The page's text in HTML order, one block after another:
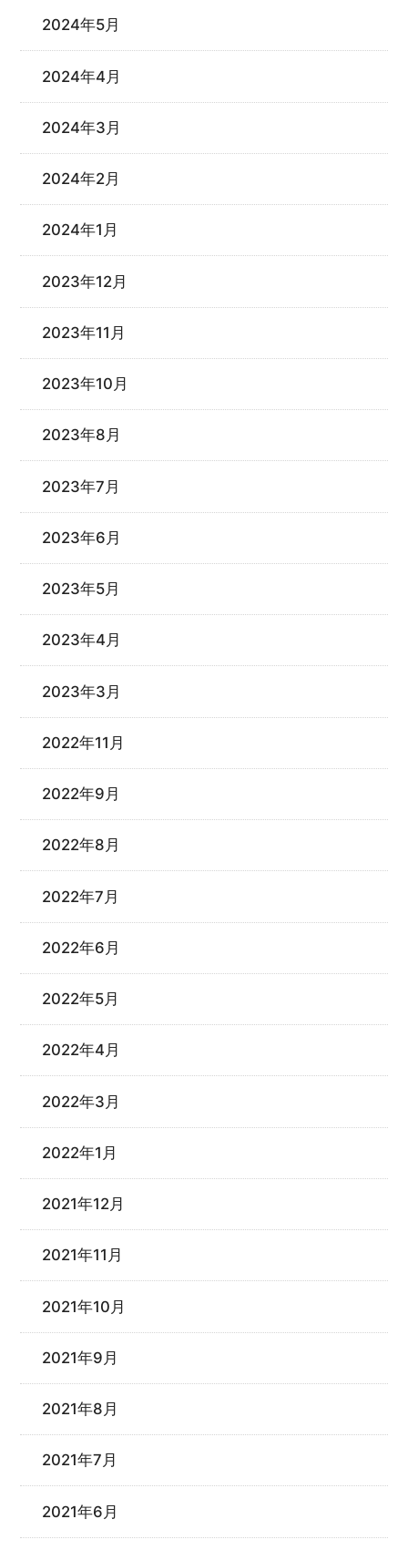
2024年5月
2024年4月
2024年3月
2024年2月
2024年1月
2023年12月
2023年11月
2023年10月
2023年8月
2023年7月
2023年6月
2023年5月
2023年4月
2023年3月
2022年11月
2022年9月
2022年8月
2022年7月
2022年6月
2022年5月
2022年4月
2022年3月
2022年1月
2021年12月
2021年11月
2021年10月
2021年9月
2021年8月
2021年7月
2021年6月